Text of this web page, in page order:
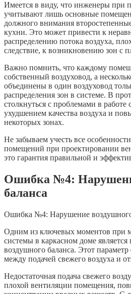
Имеется в виду, что инженеры при
учитывают лишь основные
должного внимания
кухни. Это может привести к
распределению потока воздуха,
следствие, к возникновению зон с
Важно помнить, что каждому
собственный воздуховод, а
объединены в один воздуховод
распределения зон в системе. В
столкнуться с проблемами в
ухудшением качества воздуха и
некоторых зонах.
Не забываем учесть все
помещений при проектировании
это гарантия правильной и
Ошибка №4:
баланса
Ошибка №4: Нарушение воздушного
Одним из ключевых моментов при
системы в каркасном доме
воздушного баланса. Этот
между подачей свежего воздуха и
Недостаточная подача свежего
плохой вентиляции помещения,